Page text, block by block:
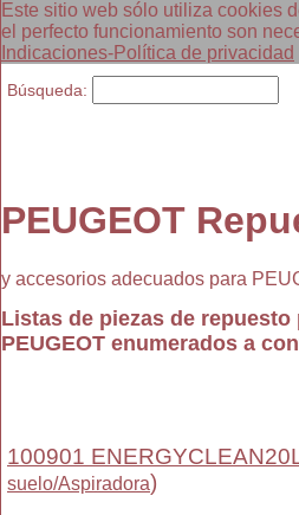
Este sitio web sólo utiliza cookies
el perfecto funcionamiento son
Indicaciones-Política de privacidad
PEUGEOT
y accesorios adecuados para
Listas de piezas de
PEUGEOT enumerados a
100901
suelo/Aspiradora)
Búsqueda: